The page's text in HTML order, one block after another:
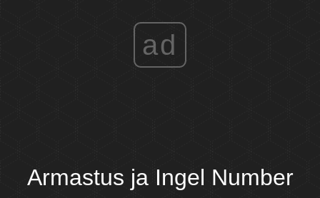
ad
Armastus ja Ingel Number